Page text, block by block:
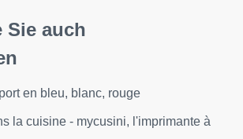
Sie auch
en bleu, blanc, rouge
la cuisine - mycusini, l'imprimante à